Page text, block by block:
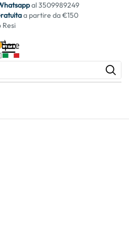
al 3509989249
a partire da €150